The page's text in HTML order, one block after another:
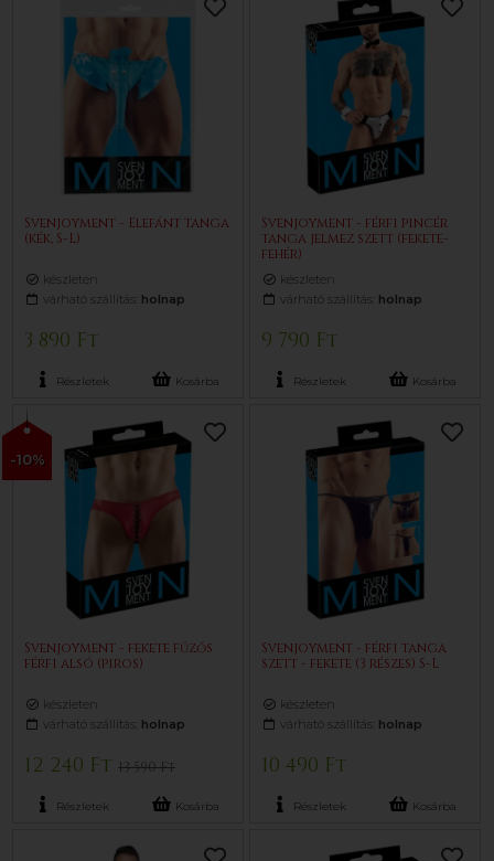
Svenjoyment - Elefánt tanga
(kék, S-L)
készleten
várható szállítás: holnap
3 890 Ft
Részletek Kosárba
Svenjoyment - férfi pincér
tanga jelmez szett (fekete-
fehér)
készleten
várható szállítás: holnap
9 790 Ft
Részletek Kosárba
-10%
Svenjoyment - fekete fűzős
férfi alsó (piros)
készleten
várható szállítás: holnap
12 240 Ft13 590 Ft
Részletek Kosárba
Svenjoyment - férfi tanga
szett - fekete (3 részes) S-L
készleten
várható szállítás: holnap
10 490 Ft
Részletek Kosárba